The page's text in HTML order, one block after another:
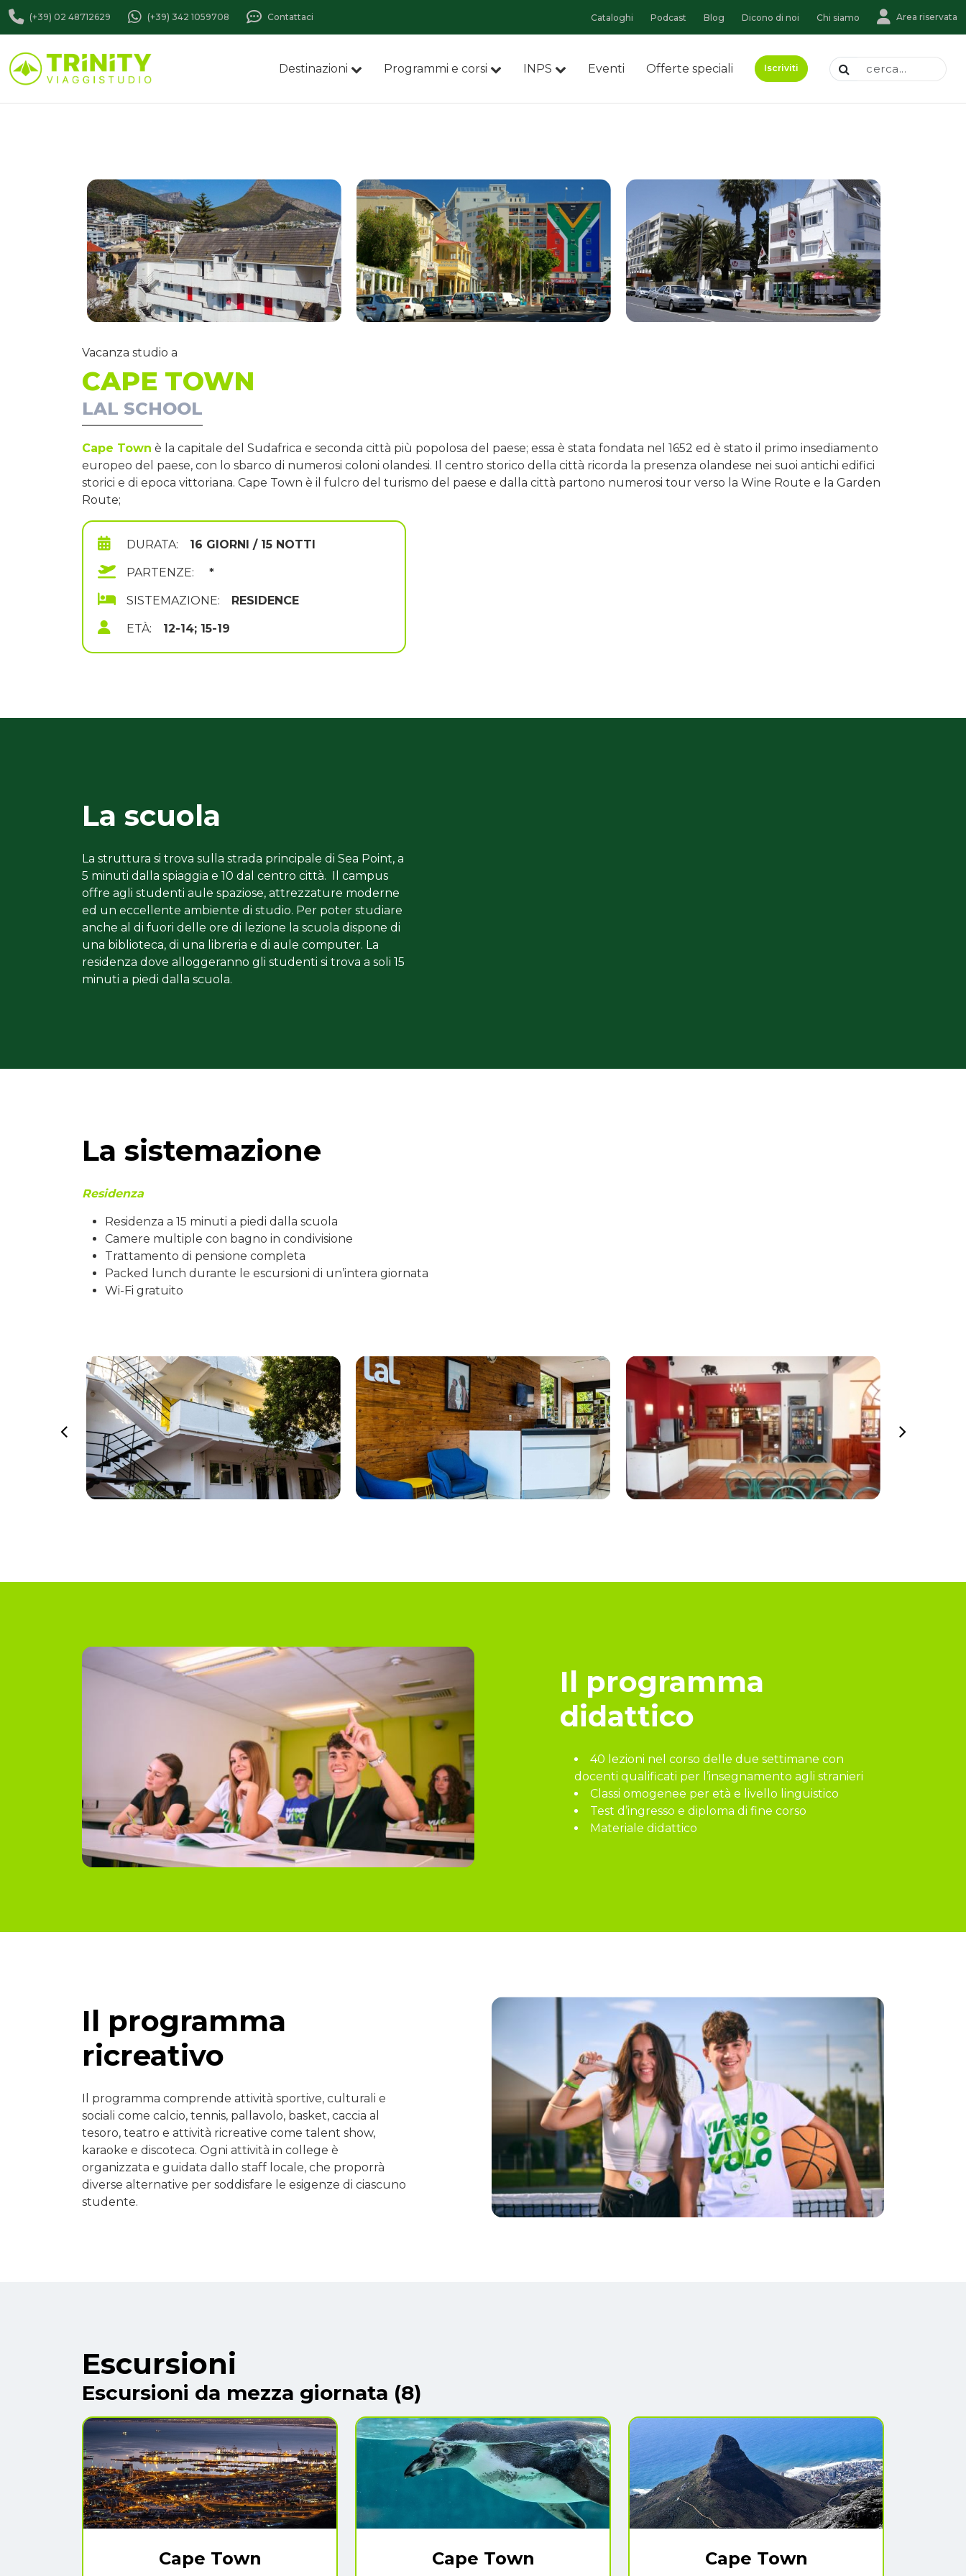
(+39) 02 48712629 (+39) 342 1059708 Contattaci Cataloghi Podcast Blog Dicono di noi Chi siamo Area riservata
Destinazioni Programmi e corsi INPS Eventi Offerte speciali Iscriviti
Vacanza studio a
CAPE TOWN
LAL SCHOOL
Cape Town è la capitale del Sudafrica e seconda città più popolosa del paese; essa è stata fondata nel 1652 ed è stato il primo insediamento
europeo del paese, con lo sbarco di numerosi coloni olandesi. Il centro storico della città ricorda la presenza olandese nei suoi antichi edifici
storici e di epoca vittoriana. Cape Town è il fulcro del turismo del paese e dalla città partono numerosi tour verso la Wine Route e la Garden
Route;
DURATA: 16 GIORNI / 15 NOTTI
PARTENZE: *
SISTEMAZIONE: RESIDENCE
ETÀ: 12-14; 15-19
La scuola
La struttura si trova sulla strada principale di Sea Point, a
5 minuti dalla spiaggia e 10 dal centro città. Il campus
offre agli studenti aule spaziose, attrezzature moderne
ed un eccellente ambiente di studio. Per poter studiare
anche al di fuori delle ore di lezione la scuola dispone di
una biblioteca, di una libreria e di aule computer. La
residenza dove alloggeranno gli studenti si trova a soli 15
minuti a piedi dalla scuola.
La sistemazione
Residenza
Residenza a 15 minuti a piedi dalla scuola
Camere multiple con bagno in condivisione
Trattamento di pensione completa
Packed lunch durante le escursioni di un’intera giornata
Wi-Fi gratuito
Il programma
didattico
40 lezioni nel corso delle due settimane con
docenti qualificati per l’insegnamento agli stranieri
Classi omogenee per età e livello linguistico
Test d’ingresso e diploma di fine corso
Materiale didattico
Il programma
ricreativo
Il programma comprende attività sportive, culturali e
sociali come calcio, tennis, pallavolo, basket, caccia al
tesoro, teatro e attività ricreative come talent show,
karaoke e discoteca. Ogni attività in college è
organizzata e guidata dallo staff locale, che proporrà
diverse alternative per soddisfare le esigenze di ciascuno
studente.
Escursioni
Escursioni da mezza giornata (8)
Cape Town Cape Town Cape Town